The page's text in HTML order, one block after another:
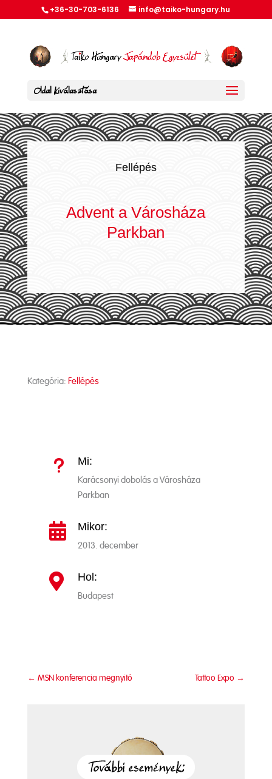
+36-30-703-6136 info@taiko-hungary.hu
Oldal kiválasztása
Fellépés
Advent a Városháza
Parkban
Kategória: Fellépés
u Mi:
Karácsonyi dobolás a Városháza
Parkban
 Mikor:
2013. december
 Hol:
Budapest
← MSN konferencia megnyitó Tattoo Expo →